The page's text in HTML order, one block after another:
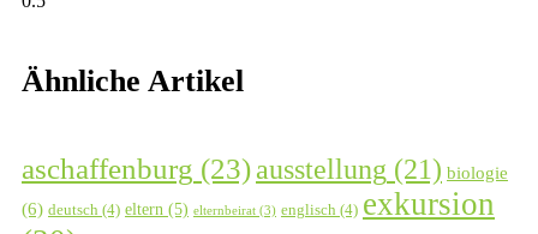
Ähnliche Artikel
aschaffenburg (23)ausstellung (21) biologie
(6) deutsch (4) eltern (5) elternbeirat (3) englisch (4) exkursion